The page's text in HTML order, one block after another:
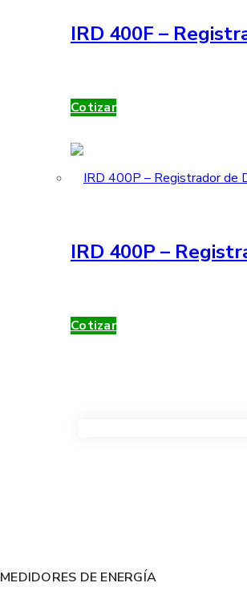
IRD 400F –
Cotizar
IRD 400P –
Cotizar
MEDIDORES DE ENERGÍA